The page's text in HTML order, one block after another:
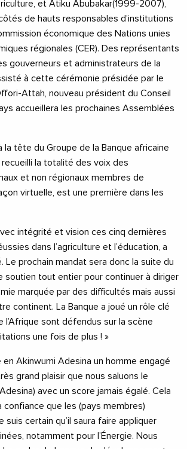
et Atiku Abubakar(1999-2007),
de hauts responsables d’institutions
économique des Nations unies
régionales (CER). Des représentants
gouverneurs et administrateurs de la
à cette cérémonie présidée par le
Attah, nouveau président du Conseil
accueillera les prochaines Assemblées
la tête du Groupe de la Banque africaine
la totalité des voix des
et non régionaux membres de
virtuelle, est une première dans les
intégrité et vision ces cinq dernières
dans l’agriculture et l’éducation, a
Le prochain mandat sera donc la suite du
soutien tout entier pour continuer à diriger
marquée par des difficultés mais aussi
continent. La Banque a joué un rôle clé
sont défendus sur la scène
une fois de plus ! »
Akinwumi Adesina un homme engagé
grand plaisir que nous saluons le
avec un score jamais égalé. Cela
confiance que les (pays membres)
certain qu’il saura faire appliquer
notamment pour l’Énergie. Nous